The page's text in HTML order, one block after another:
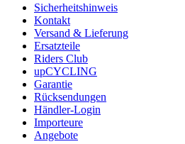
Sicherheitshinweis
Kontakt
Versand & Lieferung
Ersatzteile
Riders Club
upCYCLING
Garantie
Rücksendungen
Händler-Login
Importeure
Angebote